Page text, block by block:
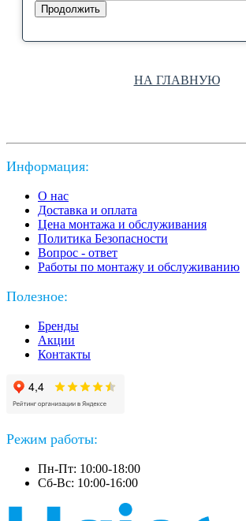
Продолжить
НА ГЛАВНУЮ
Информация:
О нас
Доставка и оплата
Цена монтажа и обслуживания
Политика Безопасности
Вопрос - ответ
Работы по монтажу и обслуживанию
Полезное:
Бренды
Акции
Контакты
Режим работы:
Пн-Пт: 10:00-18:00
Сб-Вс: 10:00-16:00